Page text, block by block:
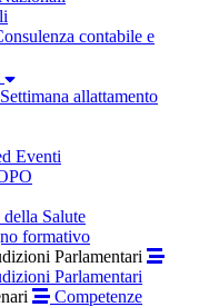
contabile e
Settimana allattamento
Eventi
Salute
formativo
Parlamentari
Parlamentari
Competenze